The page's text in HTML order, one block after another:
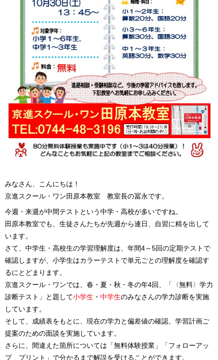
みなさん、こんにちは！
京進スクール・ワン田原本教室 教室長の冨永です。
今週・来週が中間テストという中学・高校が多いですね。
田原本教室でも、生徒さんたちが先週から連日、自習に精を出して
います。
さて、中学生・高校生の学習理解度は、年間4～5回の定期テストで
確認しますが、小学生はカラーテストで単元ごとの理解度を確認す
るにとどまります。
京進スクール・ワンでは、春・夏・秋・冬の年4回、「〈無料〉学力
診断テスト」と題して小学生 ・ 中学生のみなさんの学力診断を実施
しています。
そして、成績表をもとに、現在の学力と偏差値の確認、学習計画ご
提案のための面談を実施しています。
さらに、間違えた箇所については「無料体験授業」「フォローアッ
プ プリント」で分かるまで解説を受けることができます。